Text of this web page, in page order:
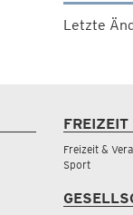
Letzte
Freizeit &
Sport